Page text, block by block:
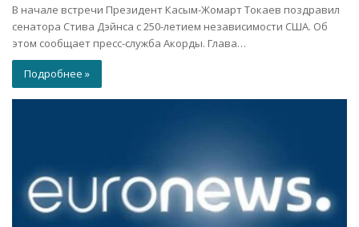
В начале встречи Президент Касым-Жомарт Токаев поздравил
сенатора Стива Дэйнса с 250-летием независимости США. Об
этом сообщает пресс-служба Акорды. Глава…
Подробнее »